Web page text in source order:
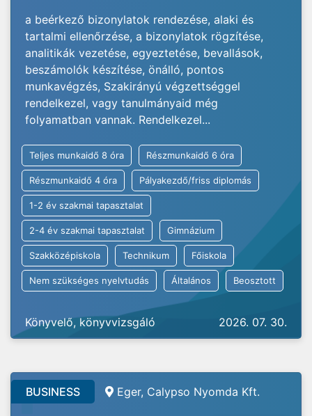
a beérkező bizonylatok rendezése, alaki és
tartalmi ellenőrzése, a bizonylatok rögzítése,
analitikák vezetése, egyeztetése, bevallások,
beszámolók készítése, önálló, pontos
munkavégzés, Szakirányú végzettséggel
rendelkezel, vagy tanulmányaid még
folyamatban vannak. Rendelkezel...
Teljes munkaidő 8 óra Részmunkaidő 6 óra
Részmunkaidő 4 óra Pályakezdő/friss diplomás
1-2 év szakmai tapasztalat
2-4 év szakmai tapasztalat Gimnázium
Szakközépiskola Technikum Főiskola
Nem szükséges nyelvtudás Általános Beosztott
Könyvelő, könyvvizsgáló 2026. 07. 30.
BUSINESS Eger, Calypso Nyomda Kft.